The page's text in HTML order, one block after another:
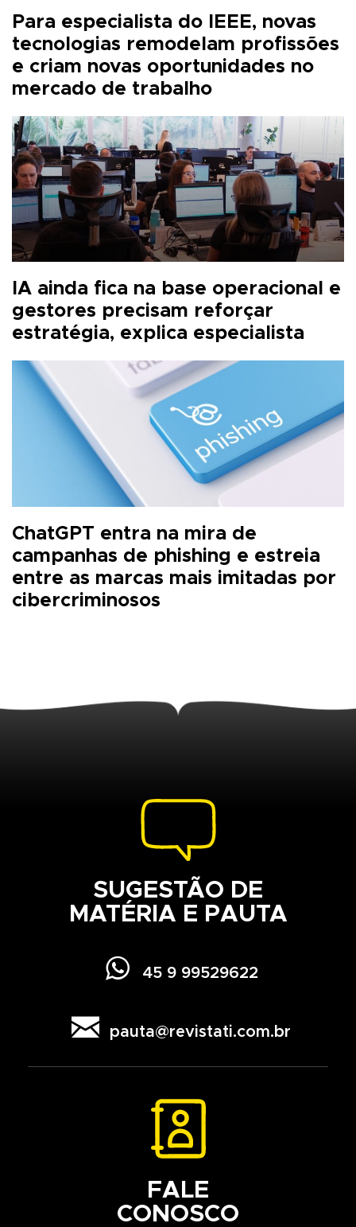
Para especialista do IEEE, novas
tecnologias remodelam profissões
e criam novas oportunidades no
mercado de trabalho
IA ainda fica na base operacional e
gestores precisam reforçar
estratégia, explica especialista
ChatGPT entra na mira de
campanhas de phishing e estreia
entre as marcas mais imitadas por
cibercriminosos
SUGESTÃO DE
MATÉRIA E PAUTA
 45 9 99529622
 pauta@revistati.com.br
FALE
CONOSCO